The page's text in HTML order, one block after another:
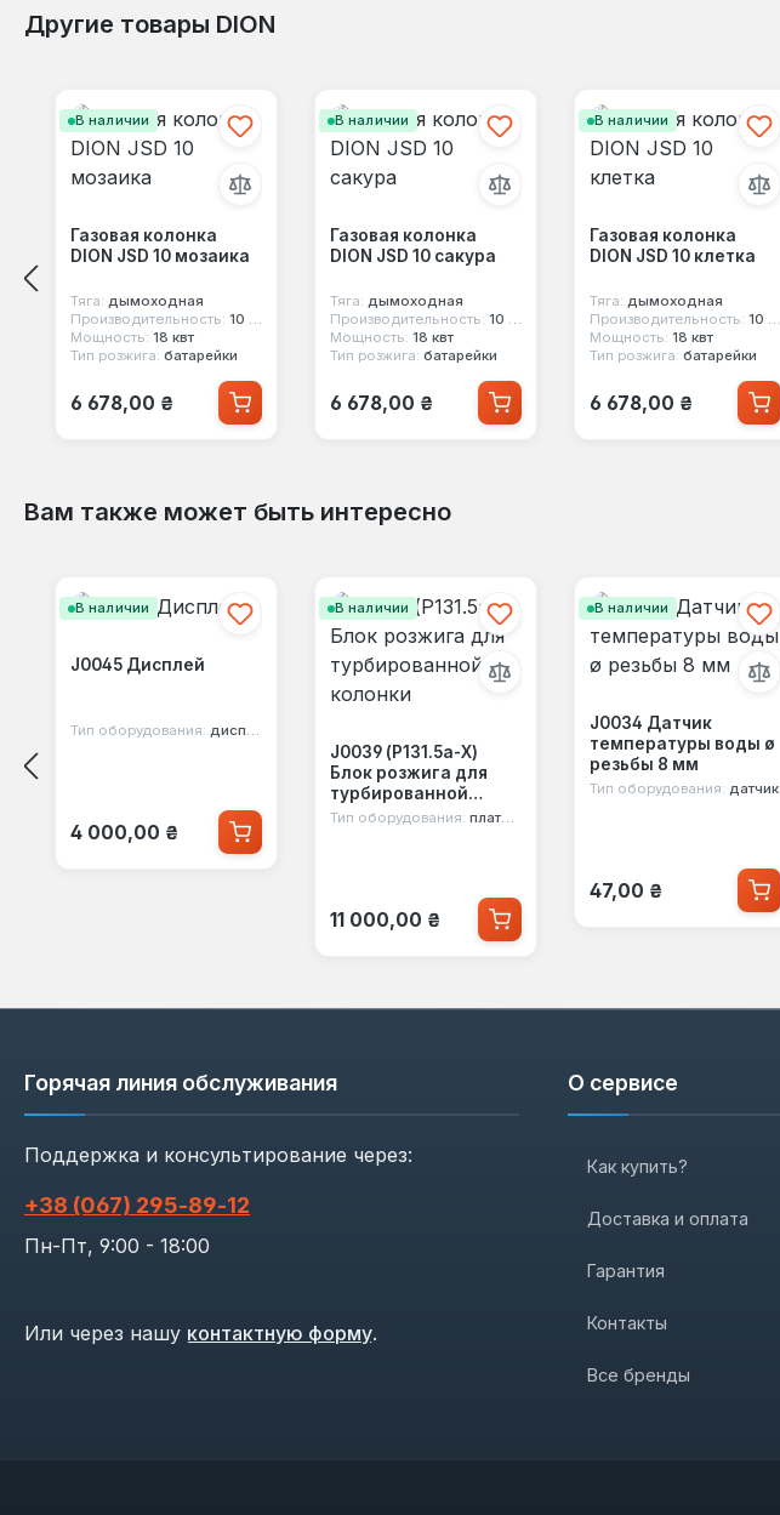
Другие товары DION
В наличии
Газовая колонка
DION JSD 10 мозаика
Тяга: дымоходная
Производительность: 10 л/мин
Мощность: 18 квт
Тип розжига: батарейки
Обычная цена:
6 678,00 ₴
В наличии
Газовая колонка
DION JSD 10 сакура
Тяга: дымоходная
Производительность: 10 л/мин
Мощность: 18 квт
Тип розжига: батарейки
Обычная цена:
6 678,00 ₴
В наличии
Газовая колонка
DION JSD 10 клетка
Тяга: дымоходная
Производительность: 10 л/мин
Мощность: 18 квт
Тип розжига: батарейки
Обычная цена:
6 678,00 ₴
Вам также может быть интересно
В наличии
J0045 Дисплей
Тип оборудования: дисплей
Обычная цена:
4 000,00 ₴
В наличии
J0039 (Р131.5а-Х)
Блок розжига для
турбированной
колонки
Тип оборудования: плата розжига
Обычная цена:
11 000,00 ₴
В наличии
J0034 Датчик
температуры воды ø
резьбы 8 мм
Тип оборудования: датчик
Обычная цена:
47,00 ₴
Горячая линия обслуживания
Поддержка и консультирование через:
+38 (067) 295‑89‑12
Пн-Пт, 9:00 - 18:00
Или через нашу контактную форму.
О сервисе
Как купить?
Доставка и оплата
Гарантия
Контакты
Все бренды